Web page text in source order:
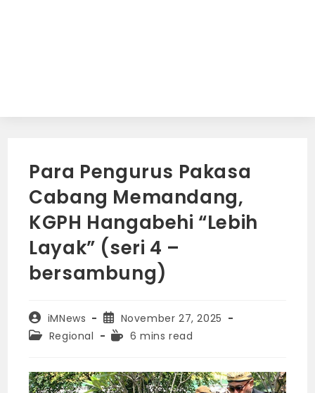
Para Pengurus Pakasa
Cabang Memandang,
KGPH Hangabehi “Lebih
Layak” (seri 4 –
bersambung)
Post
author:
iMNews
Post
published:
November 27, 2025
PostRegional
Reading
6 mins read